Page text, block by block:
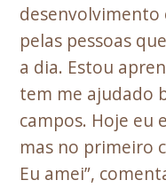
desenvolvimento
pelas pessoas
a dia. Estou
tem me ajudado
campos. Hoje eu
mas no primeiro
Eu amei”,